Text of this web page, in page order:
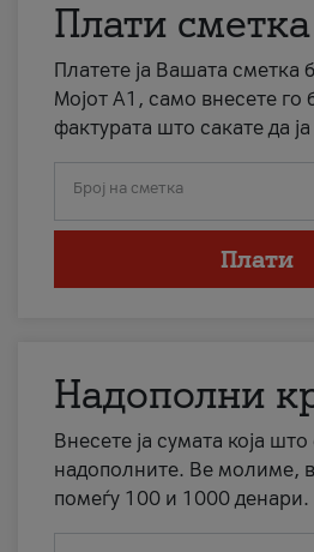
Плати сметка
Платете ја Вашата сметка
Мојот А1, само внесете го
фактурата што сакате да
Број на сметка
Плати
Надополни
Внесете ја сумата која што
надополните. Ве молиме,
помеѓу 100 и 1000 денари.